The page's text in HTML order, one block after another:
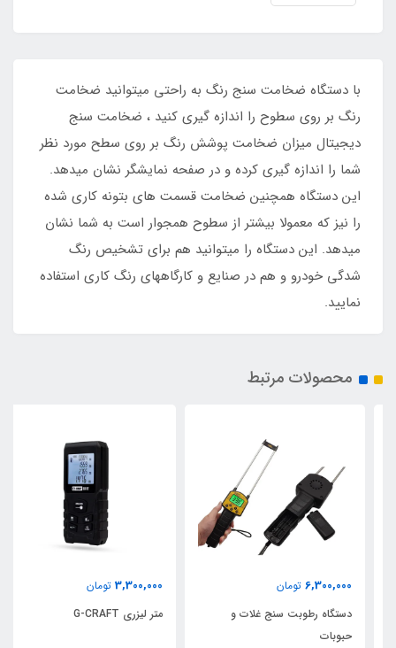
با دستگاه ضخامت سنج رنگ به راحتی میتوانید ضخامت
رنگ بر روی سطوح را اندازه گیری کنید ، ضخامت سنج
دیجیتال میزان ضخامت پوشش رنگ بر روی سطح مورد نظر
شما را اندازه گیری کرده و در صفحه نمایشگر نشان میدهد.
این دستگاه همچنین ضخامت قسمت های بتونه کاری شده
را نیز که معمولا بیشتر از سطوح همجوار است به شما نشان
میدهد. این دستگاه را میتوانید هم برای تشخیص رنگ
شدگی خودرو و هم در صنایع و کارگاههای رنگ کاری استفاده
نمایید.
محصولات مرتبط
6,300,000 تومان
دستگاه رطوبت سنج غلات و
حبوبات
3,300,000 تومان
متر لیزری G-CRAFT